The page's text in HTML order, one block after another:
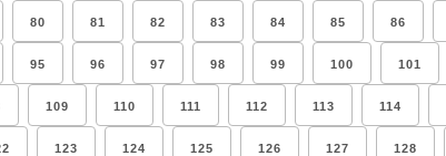
80 81 82 83 84 85 86
95 96 97 98 99 100 101
109 110 111 112 113 114
123 124 125 126 127 128